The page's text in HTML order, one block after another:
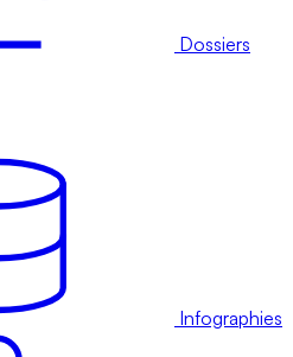
Dossiers
Infographies